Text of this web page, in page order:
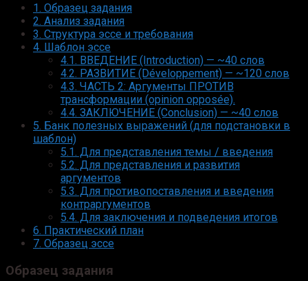
1. Образец задания
2. Анализ задания
3. Структура эссе и требования
4. Шаблон эссе
4.1. ВВЕДЕНИЕ (Introduction) — ~40 слов
4.2. РАЗВИТИЕ (Développement) — ~120 слов
4.3. ЧАСТЬ 2: Аргументы ПРОТИВ
трансформации (opinion opposée).
4.4. ЗАКЛЮЧЕНИЕ (Conclusion) — ~40 слов
5. Банк полезных выражений (для подстановки в
шаблон)
5.1. Для представления темы / введения
5.2. Для представления и развития
аргументов
5.3. Для противопоставления и введения
контраргументов
5.4. Для заключения и подведения итогов
6. Практический план
7. Образец эссе
Образец задания